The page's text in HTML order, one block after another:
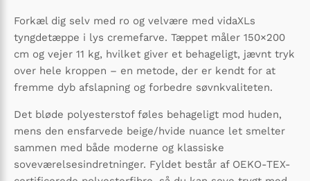
Forkæl dig selv med ro og velvære med vidaXLs
tyngdetæppe i lys cremefarve. Tæppet måler 150×200
cm og vejer 11 kg, hvilket giver et behageligt, jævnt tryk
over hele kroppen – en metode, der er kendt for at
fremme dyb afslapning og forbedre søvnkvaliteten.
Det bløde polyesterstof føles behageligt mod huden,
mens den ensfarvede beige/hvide nuance let smelter
sammen med både moderne og klassiske
soveværelsesindretninger. Fyldet består af OEKO-TEX-